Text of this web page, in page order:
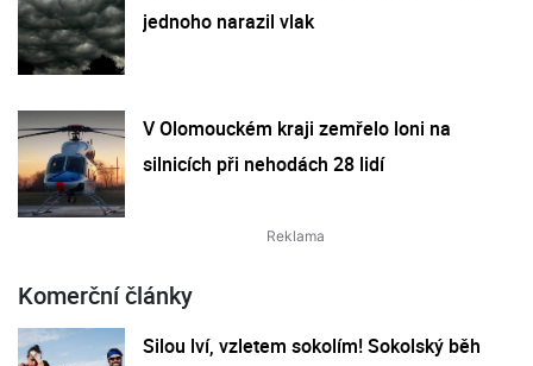
jednoho narazil vlak
V Olomouckém kraji zemřelo loni na
silnicích při nehodách 28 lidí
Komerční články
Silou lví, vzletem sokolím! Sokolský běh